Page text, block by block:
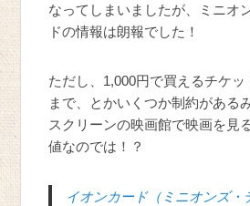
なってしまいましたが、ミニオ
ドの情報は朗報でした！
ただし、1,000円で買えるチケ
まで、とかいくつか制約がある
スクリーンの映画館で映画を見
値なのでは！？
イオンカード（ミニオンズ・